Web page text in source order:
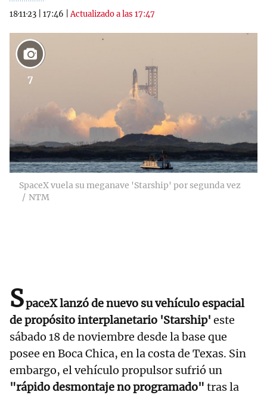
18·11·23
17:46 |Actualizado a las 17:47
7
SpaceX vuela su meganave 'Starship' por segunda vez
NTM
SpaceX lanzó de nuevo su vehículo espacial
de propósito interplanetario 'Starship' este
sábado 18 de noviembre desde la base que
posee en Boca Chica, en la costa de Texas. Sin
embargo, el vehículo propulsor sufrió un
"rápido desmontaje no programado" tras la